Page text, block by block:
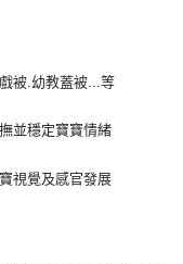
易相關給付款項請求債
失，本公司不負相關責
，本公司將視審查結果
被.幼教蓋被...等
並穩定寶寶情緒
視覺及感官發展